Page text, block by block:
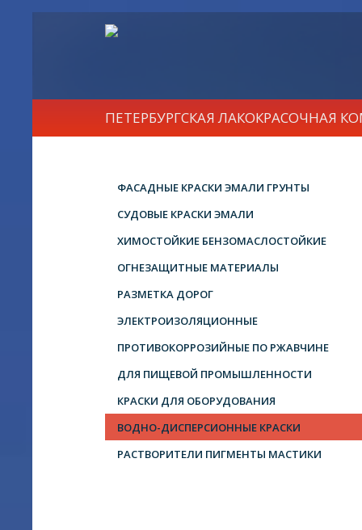
ПЕТЕРБУРГСКАЯ ЛАКОКРАСОЧНАЯ
ФАСАДНЫЕ КРАСКИ ЭМАЛИ ГРУНТЫ
СУДОВЫЕ КРАСКИ ЭМАЛИ
ХИМОСТОЙКИЕ БЕНЗОМАСЛОСТОЙКИЕ
ОГНЕЗАЩИТНЫЕ МАТЕРИАЛЫ
РАЗМЕТКА ДОРОГ
ЭЛЕКТРОИЗОЛЯЦИОННЫЕ
ПРОТИВОКОРРОЗИЙНЫЕ ПО РЖАВЧИНЕ
ДЛЯ ПИЩЕВОЙ ПРОМЫШЛЕННОСТИ
КРАСКИ ДЛЯ ОБОРУДОВАНИЯ
ВОДНО-ДИСПЕРСИОННЫЕ КРАСКИ
РАСТВОРИТЕЛИ ПИГМЕНТЫ МАСТИКИ